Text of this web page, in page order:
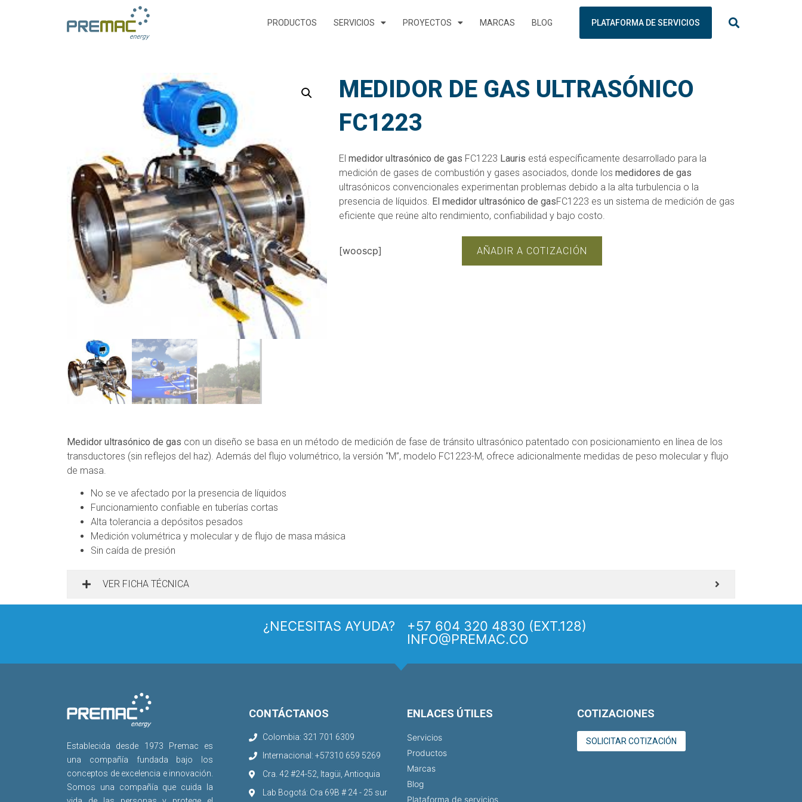
PRODUCTOS SERVICIOS PROYECTOS MARCAS BLOG PLATAFORMA DE SERVICIOS
MEDIDOR DE GAS ULTRASÓNICO
FC1223
El medidor ultrasónico de gas FC1223 Lauris está específicamente desarrollado para la
medición de gases de combustión y gases asociados, donde los medidores de gas
ultrasónicos convencionales experimentan problemas debido a la alta turbulencia o la
presencia de líquidos. El medidor ultrasónico de gasFC1223 es un sistema de medición de gas
eficiente que reúne alto rendimiento, confiabilidad y bajo costo.
[wooscp] AÑADIR A COTIZACIÓN
Medidor ultrasónico de gas con un diseño se basa en un método de medición de fase de tránsito ultrasónico patentado con posicionamiento en línea de los
transductores (sin reflejos del haz). Además del flujo volumétrico, la versión “M”, modelo FC1223-M, ofrece adicionalmente medidas de peso molecular y flujo
de masa.
No se ve afectado por la presencia de líquidos
Funcionamiento confiable en tuberías cortas
Alta tolerancia a depósitos pesados
Medición volumétrica y molecular y de flujo de masa másica
Sin caída de presión
VER FICHA TÉCNICA
¿NECESITAS AYUDA?
+57 604 320 4830 (EXT.128)
INFO@PREMAC.CO
Establecida desde 1973 Premac es
una compañía fundada bajo los
conceptos de excelencia e innovación.
Somos una compañía que cuida la
CONTÁCTANOS
Colombia: 321 701 6309
Internacional: +57310 659 5269
Cra. 42 #24-52, Itagüi, Antioquia
Lab Bogotá: Cra 69B # 24 - 25 sur
ENLACES ÚTILES
Servicios
Productos
Marcas
Blog
Plataforma de servicios
COTIZACIONES
SOLICITAR COTIZACIÓN